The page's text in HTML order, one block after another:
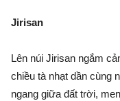
Jirisan
Lên núi Jirisan ngắm
chiều tà nhạt dần cùng
ngang giữa đất trời,